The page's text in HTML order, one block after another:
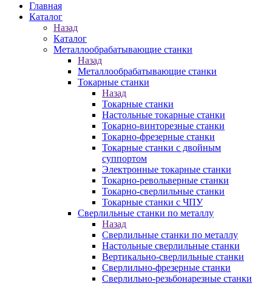
Главная
Каталог
Назад
Каталог
Металлообрабатывающие станки
Назад
Металлообрабатывающие станки
Токарные станки
Назад
Токарные станки
Настольные токарные станки
Токарно-винторезные станки
Токарно-фрезерные станки
Токарные станки с двойным
суппортом
Электронные токарные станки
Токарно-револьверные станки
Токарно-сверлильные станки
Токарные станки с ЧПУ
Сверлильные станки по металлу
Назад
Сверлильные станки по металлу
Настольные сверлильные станки
Вертикально-сверлильные станки
Сверлильно-фрезерные станки
Сверлильно-резьбонарезные станки